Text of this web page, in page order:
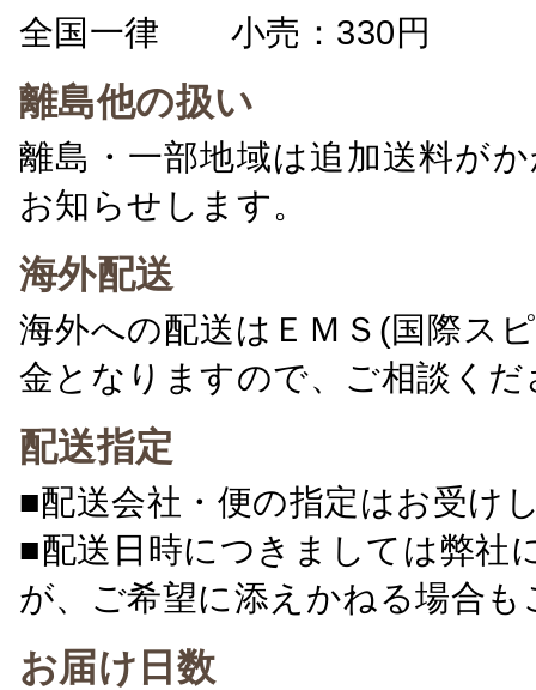
全国一律 小売：330円 卸
離島他の扱い
離島・一部地域は追加送料が
お知らせします。
海外配送
海外への配送はＥＭＳ(国際ス
金となりますので、ご相談くだ
配送指定
■配送会社・便の指定はお受け
■配送日時につきましては弊社
が、ご希望に添えかねる場合
お届け日数